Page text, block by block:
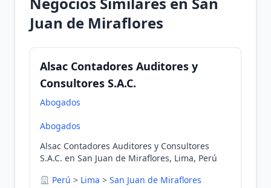
Juan de Miraflores
Alsac Contadores Auditores y
Consultores S.A.C.
Abogados
Abogados
Alsac Contadores Auditores y Consultores
S.A.C. en San Juan de Miraflores, Lima, Perú
Perú > Lima > San Juan de Miraflores